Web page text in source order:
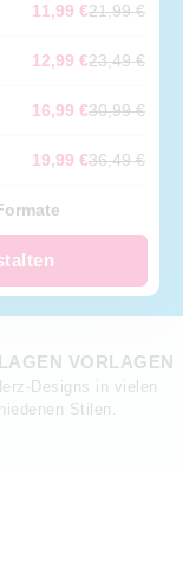
VORLAGEN
Designs in vielen
Stilen.
11,99 €21,99 €
12,99 €23,49 €
16,99 €30,99 €
19,99 €36,49 €